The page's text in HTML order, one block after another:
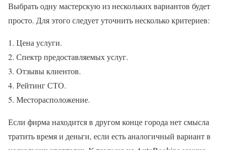
Выбрать одну мастерскую из нескольких вариантов будет
просто. Для этого следует уточнить несколько критериев:
Цена услуги.
Спектр предоставляемых услуг.
Отзывы клиентов.
Рейтинг СТО.
Месторасположение.
Если фирма находится в другом конце города нет смысла
тратить время и деньги, если есть аналогичный вариант в